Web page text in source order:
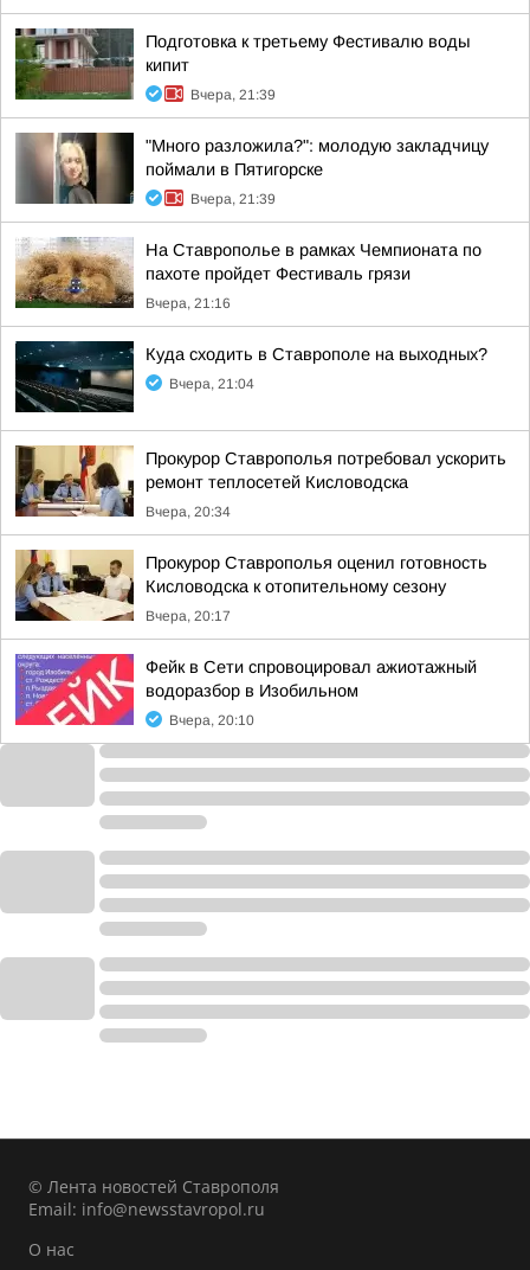
Подготовка к третьему Фестивалю воды
кипит
Вчера, 21:39
"Много разложила?": молодую закладчицу
поймали в Пятигорске
Вчера, 21:39
На Ставрополье в рамках Чемпионата по
пахоте пройдет Фестиваль грязи
Вчера, 21:16
Куда сходить в Ставрополе на выходных?
Вчера, 21:04
Прокурор Ставрополья потребовал ускорить
ремонт теплосетей Кисловодска
Вчера, 20:34
Прокурор Ставрополья оценил готовность
Кисловодска к отопительному сезону
Вчера, 20:17
Фейк в Сети спровоцировал ажиотажный
водоразбор в Изобильном
Вчера, 20:10
© Лента новостей Ставрополя
Email: info@newsstavropol.ru
О нас